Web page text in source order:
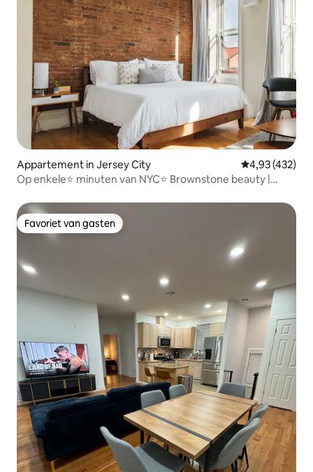
Appartement in Jersey City Gemiddelde
4,93 (432)
Op enkele⭐ minuten van NYC⭐ Brownstone beauty |
Favoriet van gasten
Favoriet van gasten